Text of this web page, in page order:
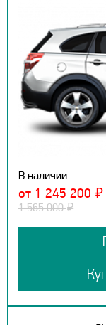
В наличии
от 1 245 200 ₽
1 565 000₽